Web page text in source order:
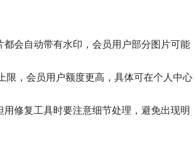
会自动带有水印，会员用户部分图片可能
限，会员用户额度更高，具体可在个人中心
修复工具时要注意细节处理，避免出现明